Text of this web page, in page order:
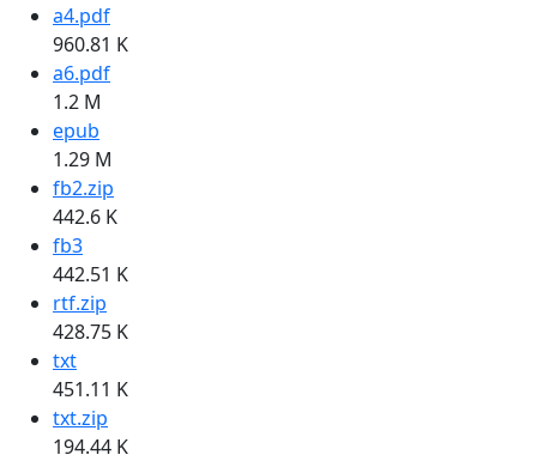
a4.pdf
960.81 K
a6.pdf
1.2 M
epub
1.29 M
fb2.zip
442.6 K
fb3
442.51 K
rtf.zip
428.75 K
txt
451.11 K
txt.zip
194.44 K